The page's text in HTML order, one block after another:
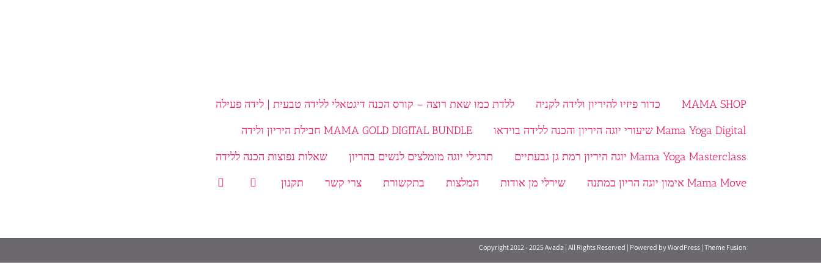
MAMA SHOP כדור פיזיו להיריון ולידה לקניה
ללדת כמו שאת רוצה – קורס הכנה דיגטאלי ללידה טבעית | לידה פעילה
Mama Yoga Digital שיעורי יוגה היריון והכנה ללידה בוידאו
MAMA GOLD DIGITAL BUNDLE חבילת היריון ולידה
Mama Yoga Masterclass יוגה היריון רמת גן גבעתיים
תרגילי יוגה מומלצים לנשים בהריון
שאלות נפוצות הכנה ללידה
Mama Move אימון יוגה הריון במתנה
שירלי מן אודות המלצות בתקשורת צרי קשר תקנון
Copyright 2012 - 2025 Avada | All Rights Reserved | Powered byWordPress | Theme Fusion